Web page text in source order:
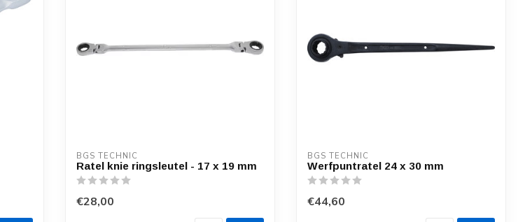
BGS TECHNIC
Ratel knie ringsleutel - 17 x 19 mm
€28,00
BGS TECHNIC
Werfpuntratel 24 x 30 mm
€44,60